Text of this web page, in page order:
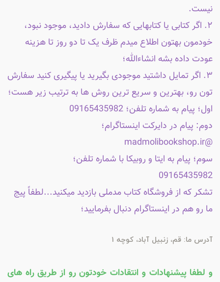
نیست.
۲. اگر کتابی یا کتابهایی که سفارش دادید، موجود نبود،
خودمون بهتون اطلاع میدم ظرف یک تا دو روز تا هزینه
عودت داده بشه انشاءالله؛
۳. اگر تمایل داشتید موجودی بگیرید یا پیگیری کنید سفارش
تون رو، بهترین و سریع ترین روش ها به ترتیب زیر هست؛
اول؛ پیام به شماره تلفن؛ 09165435982
دوم: پیام در دایرکت اینستاگرام؛
@madmolibookshop.ir
سوم؛ پیام به ایتا و روبیکا با شماره تلفن؛
09165435982
تشکر که از فروشگاه کتاب مدملی بازدید میکنید...لطفاً پیج
ما رو هم در اینستاگرام دنبال بفرمایید؛
آدرس ما: قم، زنبیل آباد، کوچه 1
و لطفا پیشنهادات و انتقادات خودتون رو از طریق راه های